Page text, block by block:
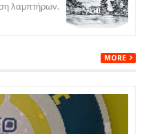
λαμπτήρων.
MORE